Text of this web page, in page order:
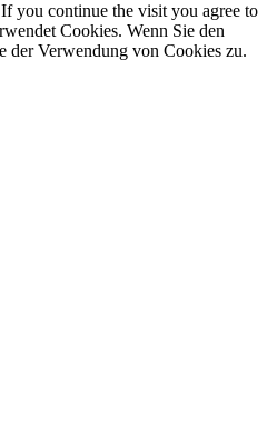
you continue the visit you agree to
Cookies. Wenn Sie den
der Verwendung von Cookies zu.